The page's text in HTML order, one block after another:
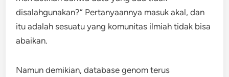
disalahgunakan?” Pertanyaannya masuk akal, dan
itu adalah sesuatu yang komunitas ilmiah tidak bisa
abaikan.
Namun demikian, database genom terus